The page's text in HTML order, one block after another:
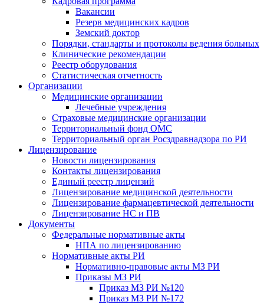
Вакансии
Резерв медицинских кадров
Земский доктор
Порядки, стандарты и протоколы ведения больных
Клинические рекомендации
Реестр оборудования
Статистическая отчетность
Организации
Медицинские организации
Лечебные учреждения
Страховые медицинские организации
Территориальный фонд ОМС
Территориальный орган Росздравнадзора по РИ
Лицензирование
Новости лицензирования
Контакты лицензирования
Единый реестр лицензий
Лицензирование медицинской деятельности
Лицензирование фармацевтической деятельности
Лицензирование НС и ПВ
Документы
Федеральные нормативные акты
НПА по лицензированию
Нормативные акты РИ
Нормативно-правовые акты МЗ РИ
Приказы МЗ РИ
Приказ МЗ РИ №120
Приказ МЗ РИ №172